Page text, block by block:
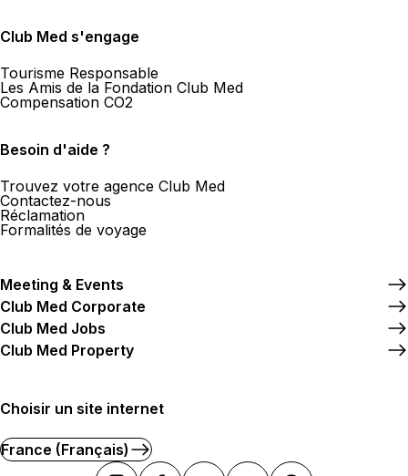
Club Med s'engage
Tourisme Responsable
Les Amis de la Fondation Club Med
Compensation CO2
Besoin d'aide ?
Trouvez votre agence Club Med
Contactez-nous
Réclamation
Formalités de voyage
Meeting & Events
Club Med Corporate
Club Med Jobs
Club Med Property
Choisir un site internet
France (Français)